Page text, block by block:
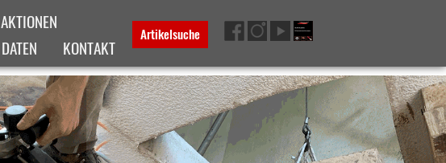
AKTIONEN
DATEN
KONTAKT
Artikelsuche